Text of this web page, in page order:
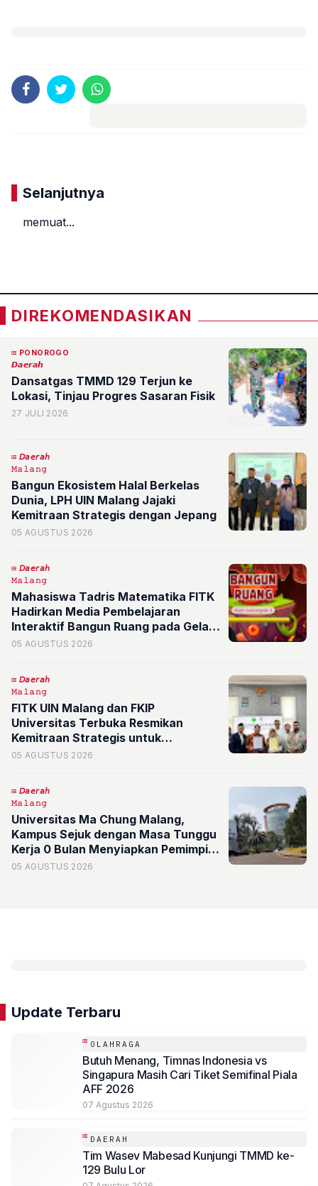
Selanjutnya
memuat...
DIREKOMENDASIKAN
PONOROGO
𝘿𝙖𝙚𝙧𝙖𝙝
Dansatgas TMMD 129 Terjun ke
Lokasi, Tinjau Progres Sasaran Fisik
27 JULI 2026
𝘋𝘢𝘦𝘳𝘢𝘩
𝙼𝚊𝚕𝚊𝚗𝚐
Bangun Ekosistem Halal Berkelas
Dunia, LPH UIN Malang Jajaki
Kemitraan Strategis dengan Jepang
05 AGUSTUS 2026
𝘋𝘢𝘦𝘳𝘢𝘩
𝙼𝚊𝚕𝚊𝚗𝚐
Mahasiswa Tadris Matematika FITK
Hadirkan Media Pembelajaran
Interaktif Bangun Ruang pada Gelar
Karya 2026
05 AGUSTUS 2026
𝘋𝘢𝘦𝘳𝘢𝘩
𝙼𝚊𝚕𝚊𝚗𝚐
FITK UIN Malang dan FKIP
Universitas Terbuka Resmikan
Kemitraan Strategis untuk
Membangun Pendidikan Berkelas
05 AGUSTUS 2026
𝘋𝘢𝘦𝘳𝘢𝘩
𝙼𝚊𝚕𝚊𝚗𝚐
Universitas Ma Chung Malang,
Kampus Sejuk dengan Masa Tunggu
Kerja 0 Bulan Menyiapkan Pemimpin
Masa Depan
05 AGUSTUS 2026
Update Terbaru
OLAHRAGA
Butuh Menang, Timnas Indonesia vs
Singapura Masih Cari Tiket Semifinal Piala
AFF 2026
07 Agustus 2026
DAERAH
Tim Wasev Mabesad Kunjungi TMMD ke-
129 Bulu Lor